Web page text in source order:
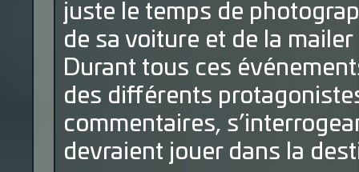
juste le temps de
de sa voiture et de la
Durant tous ces
des différents
commentaires,
devraient jouer dans la